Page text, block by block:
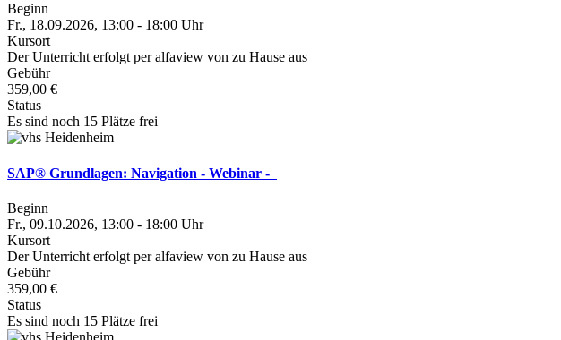
Beginn
Fr., 18.09.2026, 13:00 - 18:00 Uhr
Kursort
Der Unterricht erfolgt per alfaview von zu Hause aus
Gebühr
359,00 €
Status
Es sind noch 15 Plätze frei
SAP® Grundlagen: Navigation - Webinar -
Beginn
Fr., 09.10.2026, 13:00 - 18:00 Uhr
Kursort
Der Unterricht erfolgt per alfaview von zu Hause aus
Gebühr
359,00 €
Status
Es sind noch 15 Plätze frei